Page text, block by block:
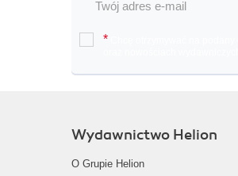
*
Wydawnictwo Helion
O Grupie Helion